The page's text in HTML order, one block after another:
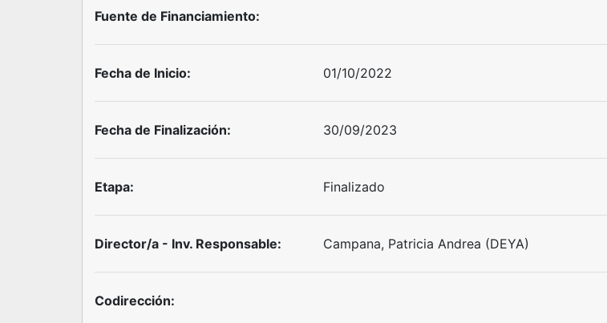
Fuente de Financiamiento:
Fecha de Inicio: 01/10/2022
Fecha de Finalización: 30/09/2023
Etapa: Finalizado
Director/a - Inv. Responsable: Campana, Patricia Andrea (DEYA)
Codirección: